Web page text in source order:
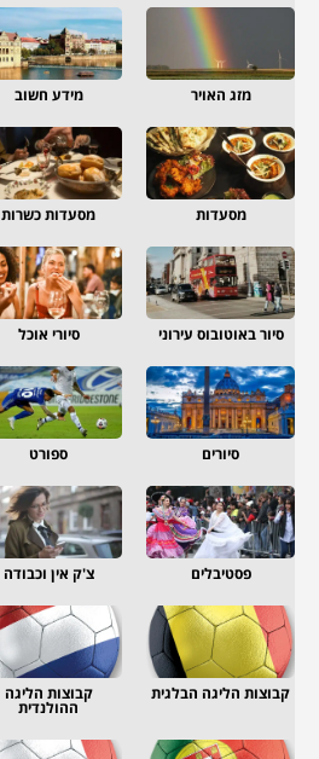
מזג האויר מידע חשוב
מסעדות מסעדות כשרות
סיור באוטובוס עירוני סיורי אוכל
סיורים ספורט
פסטיבלים צ'ק אין וכבודה
קבוצות הליגה הבלגית קבוצות הליגה
ההולנדית